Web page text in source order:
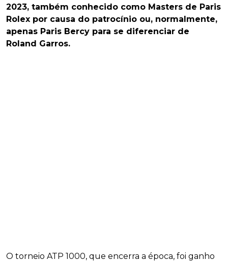
2023, também conhecido como Masters de Paris
Rolex por causa do patrocínio ou, normalmente,
apenas Paris Bercy para se diferenciar de
Roland Garros.
O torneio ATP 1000, que encerra a época, foi ganho